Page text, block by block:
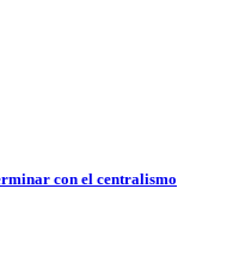
con el centralismo